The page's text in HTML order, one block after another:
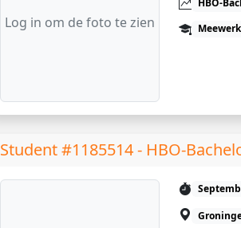
Log in om de foto te zien
HBO-
Student #1185514 - HBO-